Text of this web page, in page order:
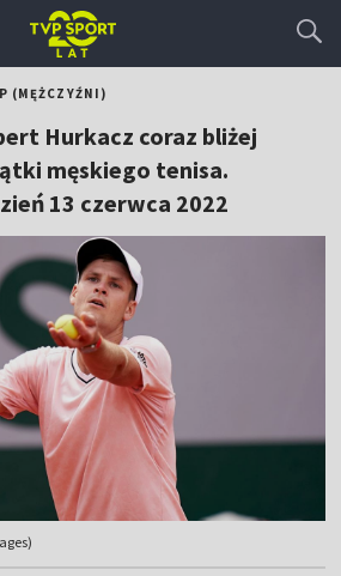
(MĘŻCZYŹNI)
Hurkacz coraz bliżej
męskiego tenisa.
13 czerwca 2022